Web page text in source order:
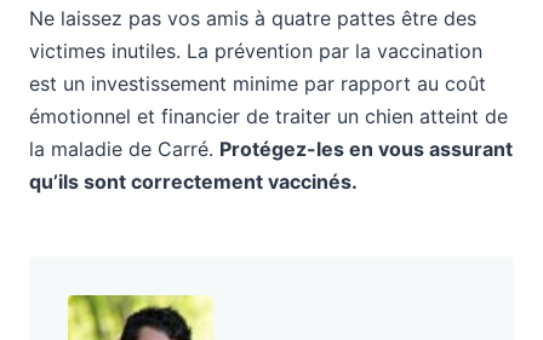
Ne laissez pas vos amis à quatre pattes être des
victimes inutiles. La prévention par la vaccination
est un investissement minime par rapport au coût
émotionnel et financier de traiter un chien atteint de
la maladie de Carré. Protégez-les en vous assurant
qu’ils sont correctement vaccinés.